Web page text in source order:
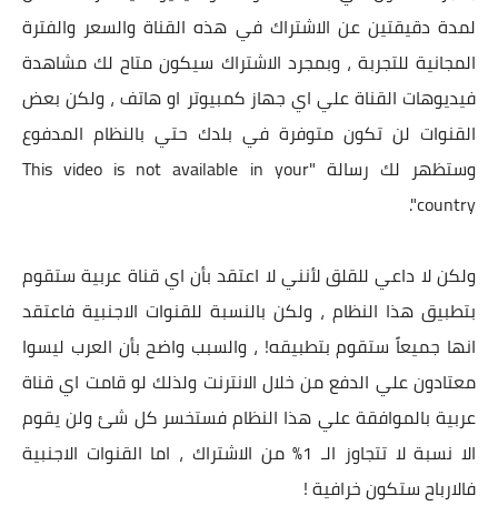
لمدة دقيقتين عن الاشتراك في هذه القناة والسعر والفترة
المجانية للتجربة ، وبمجرد الاشتراك سيكون متاح لك مشاهدة
فيديوهات القناة علي اي جهاز كمبيوتر او هاتف ، ولكن بعض
القنوات لن تكون متوفرة في بلدك حتي بالنظام المدفوع
وستظهر لك رسالة "This video is not available in your
country".
ولكن لا داعي للقلق لأنني لا اعتقد بأن اي قناة عربية ستقوم
بتطبيق هذا النظام ، ولكن بالنسبة للقنوات الاجنبية فاعتقد
انها جميعاً ستقوم بتطبيقه! ، والسبب واضح بأن العرب ليسوا
معتادون علي الدفع من خلال الانترنت ولذلك لو قامت اي قناة
عربية بالموافقة علي هذا النظام فستخسر كل شئ ولن يقوم
الا نسبة لا تتجاوز الـ 1% من الاشتراك ، اما القنوات الاجنبية
فالارباح ستكون خرافية !